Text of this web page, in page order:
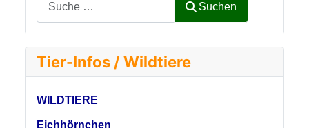
Suchen
Tier-Infos / Wildtiere
WILDTIERE
Eichhörnchen